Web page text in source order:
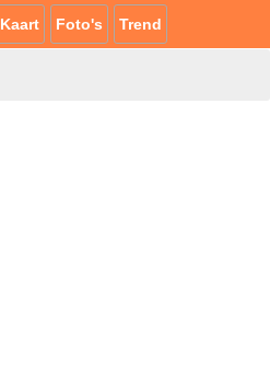
Kaart Foto's Trend